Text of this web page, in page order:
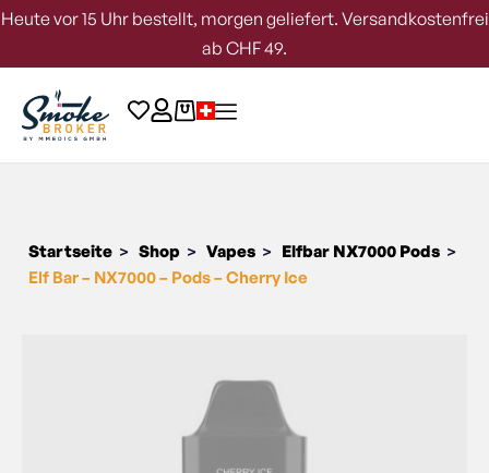
Heute vor 15 Uhr bestellt, morgen geliefert. Versandkostenfrei
ab CHF 49.
Startseite > Shop > Vapes > Elfbar NX7000 Pods >
Elf Bar – NX7000 – Pods – Cherry Ice